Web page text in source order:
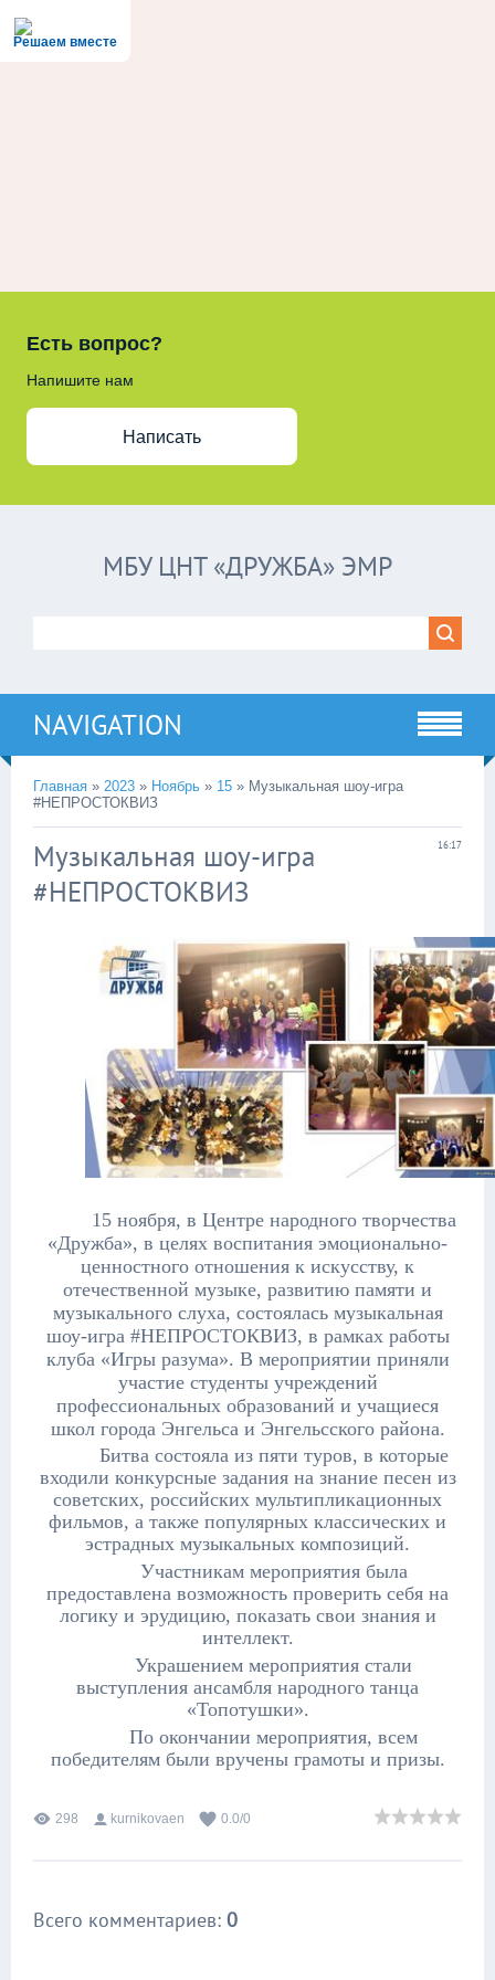
Решаем вместе
Есть вопрос?
Напишите нам
Написать
МБУ ЦНТ «ДРУЖБА» ЭМР
NAVIGATION
Главная » 2023 » Ноябрь » 15 » Музыкальная шоу-игра
#НЕПРОСТОКВИЗ
16:17
Музыкальная шоу-игра
#НЕПРОСТОКВИЗ
15 ноября, в Центре народного творчества
«Дружба», в целях воспитания эмоционально-
ценностного отношения к искусству, к
отечественной музыке, развитию памяти и
музыкального слуха, состоялась музыкальная
шоу-игра #НЕПРОСТОКВИЗ, в рамках работы
клуба «Игры разума». В мероприятии приняли
участие студенты учреждений
профессиональных образований и учащиеся
школ города Энгельса и Энгельсского района.
Битва состояла из пяти туров, в которые
входили конкурсные задания на знание песен из
советских, российских мультипликационных
фильмов, а также популярных классических и
эстрадных музыкальных композиций.
Участникам мероприятия была
предоставлена возможность проверить себя на
логику и эрудицию, показать свои знания и
интеллект.
Украшением мероприятия стали
выступления ансамбля народного танца
«Топотушки».
По окончании мероприятия, всем
победителям были вручены грамоты и призы.
298 kurnikovaen 0.0/0
Всего комментариев: 0